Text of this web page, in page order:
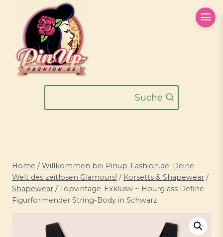
springen
Suche
Home / Willkommen bei Pinup-Fashion.de: Deine
Welt des zeitlosen Glamours! / Korsetts & Shapewear /
Shapewear / Topvintage-Exklusiv ~ Hourglass Define
Figurformender String-Body in Schwarz